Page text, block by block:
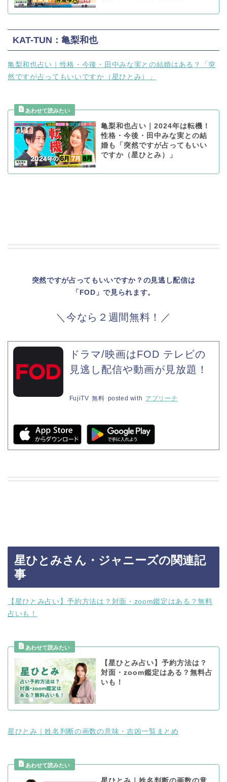
KAT-TUN：亀梨和也
亀梨和也占い｜性格・今後・田中みな実との結婚はある？「突
然ですが占ってもいいですか（星ひとみ）」
亀梨和也占い｜2024年は転機！
性格・今後・田中みな実との結
婚も「突然ですが占ってもいい
ですか（星ひとみ）」
突然ですが占ってもいいですか？の見逃し配信は
「FOD」で見られます。
＼今なら２週間無料！／
ドラマ/映画はFOD テレビの
見逃し配信や動画が見放題！
FujiTV 無料 posted with アプリーチ
星ひとみさん・ジャニーズの関連記
事
【星ひとみ占い】予約方法は？対面・zoom鑑定はある？無料
占いも！
【星ひとみ占い】予約方法は？
対面・zoom鑑定はある？無料占
いも！
星ひとみ｜姓名判断の画数の意味・吉凶一覧まとめ